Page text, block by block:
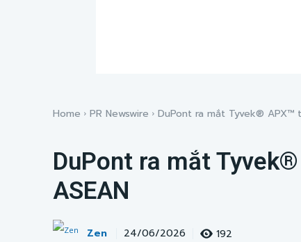
Home PR Newswire DuPont ra mắt Tyvek® APX™
DuPont ra mắt
ASEAN
Zen 24/06/2026 192